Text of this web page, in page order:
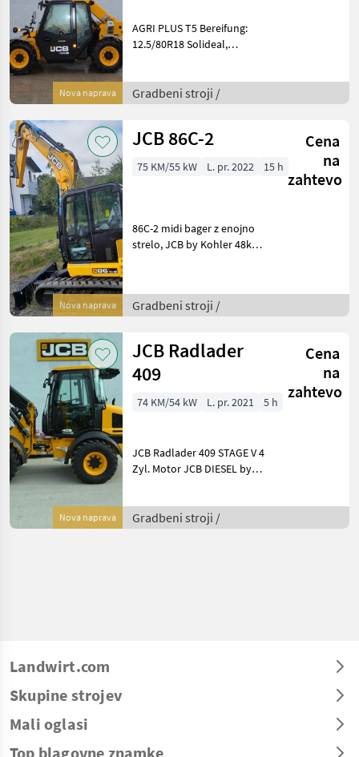
Nova naprava
AGRI PLUS T5 Bereifung:
12.5/80R18 Solideal,
Einhebelbedienung inkl. 1 x
Zusatzhydraulik, hydr.
Gradbeni stroji /
Nova naprava
JCB 86C-2
Cena
na
zahtevo
75 KM/55 kW L. pr. 2022 15 h
86C-2 midi bager z enojno
strelo, JCB by Kohler 48kW
vključno s filtrom DPF,
servohidravlični ISO pilotski
Gradbeni stroji /
Nova naprava
JCB Radlader
409
Cena
na
zahtevo
74 KM/54 kW L. pr. 2021 5 h
JCB Radlader 409 STAGE V 4
Zyl. Motor JCB DIESEL by
ist mit einem
Dieselpartikelfilter
Gradbeni stroji /
Landwirt.com
Skupine strojev
Mali oglasi
Top blagovne znamke